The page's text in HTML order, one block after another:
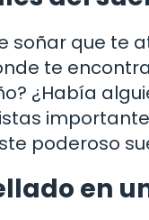
que te
te
¿Había
poderoso
en